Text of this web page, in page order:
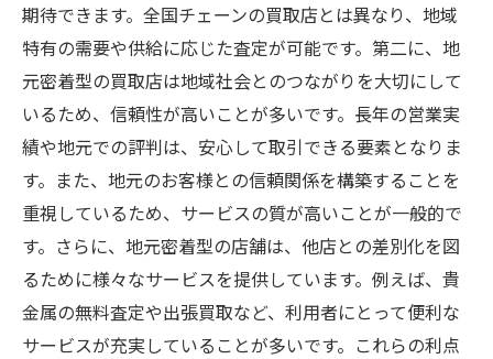
期待できます。全国チェーンの買取店とは異なり、地域
特有の需要や供給に応じた査定が可能です。第二に、地
元密着型の買取店は地域社会とのつながりを大切にして
いるため、信頼性が高いことが多いです。長年の営業実
績や地元での評判は、安心して取引できる要素となりま
す。また、地元のお客様との信頼関係を構築することを
重視しているため、サービスの質が高いことが一般的で
す。さらに、地元密着型の店舗は、他店との差別化を図
るために様々なサービスを提供しています。例えば、貴
金属の無料査定や出張買取など、利用者にとって便利な
サービスが充実していることが多いです。これらの利点